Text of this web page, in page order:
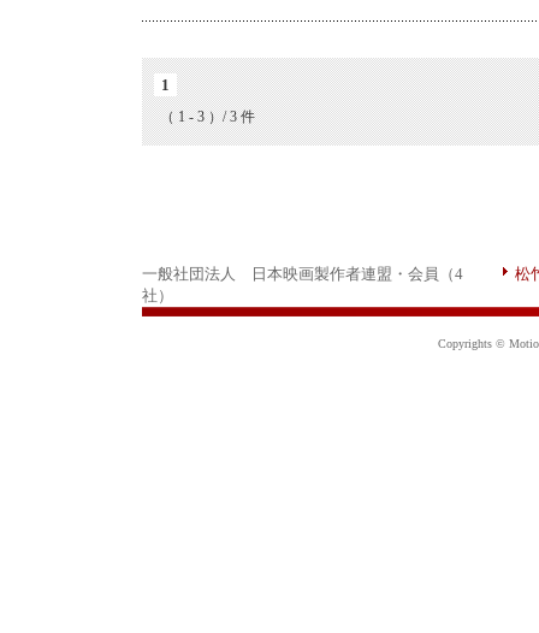
1
（ 1 - 3 ）/ 3 件
一般社団法人 日本映画製作者連盟・会員（4
社）
松
Copyrights ©